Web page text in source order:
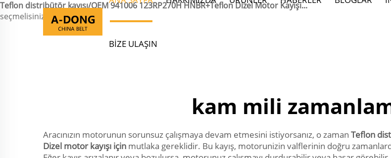
Teflon distribütör kayışı/OEM 941006 123RP270H HNBR+Teflon Dizel Motor Kayışı...
seçmelisiniz.">
BIZE ULAŞIN
kam mili
Aracınızın motorunun sorunsuz çalışmaya devam etmesini istiyorsanız, o zaman Teflon
Dizel motor kayışı için mutlaka gereklidir. Bu kayış, motorunizin valflerinin doğru